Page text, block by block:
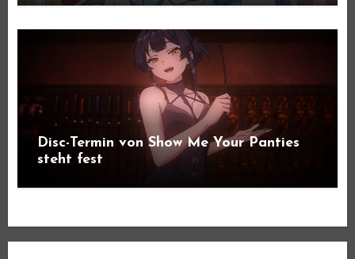
Disc-Termin von Show Me Your Panties
steht fest